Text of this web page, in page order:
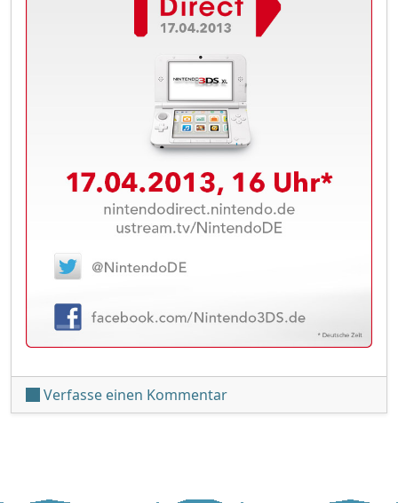
Verfasse einen Kommentarunter 'Neue 3DS-Direct